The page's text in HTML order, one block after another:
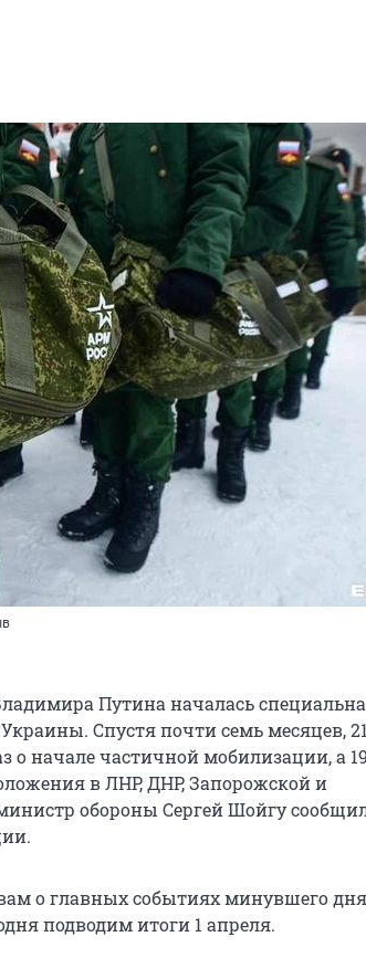
Путина началась
Спустя почти семь месяцев, 21
о начале частичной мобилизации, а 19
в ЛНР, ДНР, Запорожской и
обороны Сергей Шойгу
о главных событиях минувшего
подводим итоги 1 апреля.